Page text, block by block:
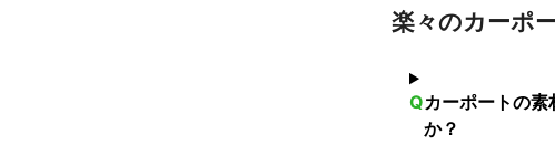
楽々のカーポ
Qカーポートの
か？